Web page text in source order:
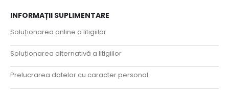
INFORMAȚII SUPLIMENTARE
Soluționarea online a litigiilor
Soluționarea alternativă a litigiilor
Prelucrarea datelor cu caracter personal